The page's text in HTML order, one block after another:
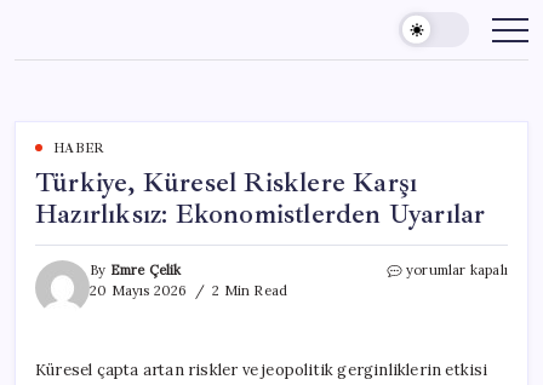
content
HABER
Türkiye, Küresel Risklere Karşı
Hazırlıksız: Ekonomistlerden Uyarılar
By Emre Çelik
20 Mayıs 2026
2 Min Read
Türkiye,
Ekonomistlerden
yorumlar kapalı
Küresel çapta artan riskler ve jeopolitik gerginliklerin etkisi